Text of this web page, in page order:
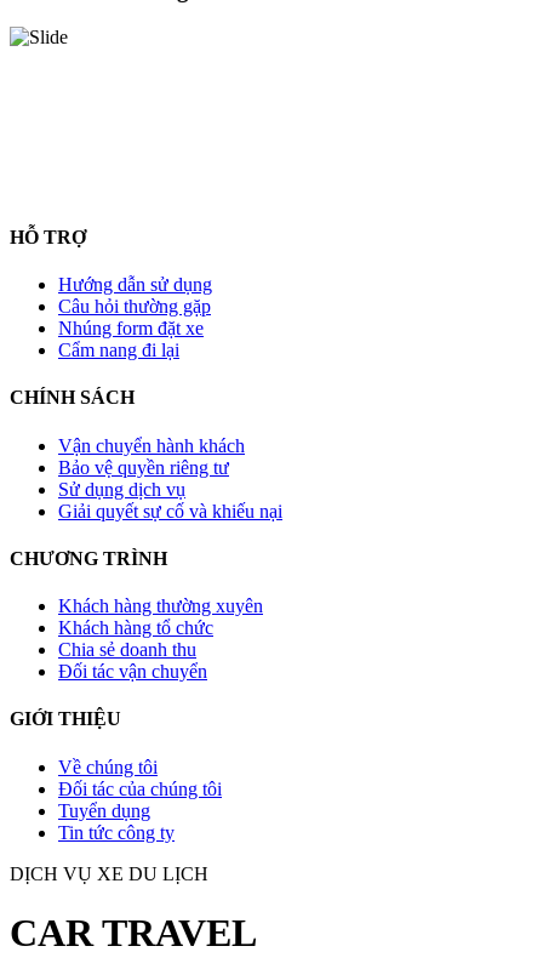
HỖ TRỢ
Hướng dẫn sử dụng
Câu hỏi thường gặp
Nhúng form đặt xe
Cẩm nang đi lại
CHÍNH SÁCH
Vận chuyển hành khách
Bảo vệ quyền riêng tư
Sử dụng dịch vụ
Giải quyết sự cố và khiếu nại
CHƯƠNG TRÌNH
Khách hàng thường xuyên
Khách hàng tổ chức
Chia sẻ doanh thu
Đối tác vận chuyển
GIỚI THIỆU
Về chúng tôi
Đối tác của chúng tôi
Tuyển dụng
Tin tức công ty
DỊCH VỤ XE DU LỊCH
CAR TRAVEL